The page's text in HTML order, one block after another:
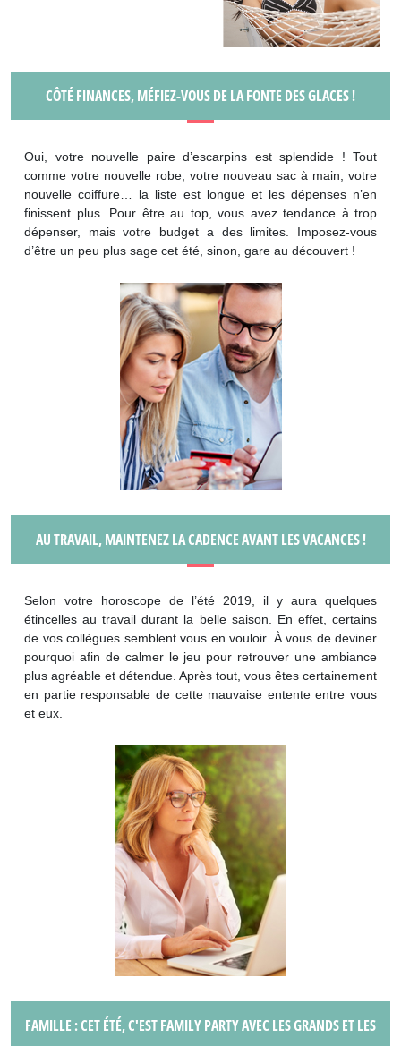
CÔTÉ FINANCES, MÉFIEZ-VOUS DE LA FONTE DES GLACES !
Oui, votre nouvelle paire d’escarpins est splendide ! Tout
comme votre nouvelle robe, votre nouveau sac à main, votre
nouvelle coiffure… la liste est longue et les dépenses n’en
finissent plus. Pour être au top, vous avez tendance à trop
dépenser, mais votre budget a des limites. Imposez-vous
d’être un peu plus sage cet été, sinon, gare au découvert !
AU TRAVAIL, MAINTENEZ LA CADENCE AVANT LES VACANCES !
Selon votre horoscope de l’été 2019, il y aura quelques
étincelles au travail durant la belle saison. En effet, certains
de vos collègues semblent vous en vouloir. À vous de deviner
pourquoi afin de calmer le jeu pour retrouver une ambiance
plus agréable et détendue. Après tout, vous êtes certainement
en partie responsable de cette mauvaise entente entre vous
et eux.
FAMILLE : CET ÉTÉ, C'EST FAMILY PARTY AVEC LES GRANDS ET LES